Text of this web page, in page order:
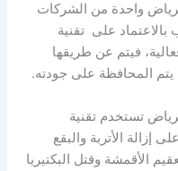
واحدة من الشركات
على تقنية
فيتم عن طريقها
المحافظة على جودته.
تستخدم تقنية
إزالة الأتربة والبقع
الأقمشة وقتل البكتيريا